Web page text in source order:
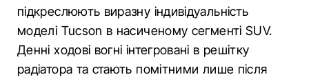
підкреслюють виразну індивідуальність
моделі Tucson в насиченому сегменті SUV.
Денні ходові вогні інтегровані в решітку
радіатора та стають помітними лише після